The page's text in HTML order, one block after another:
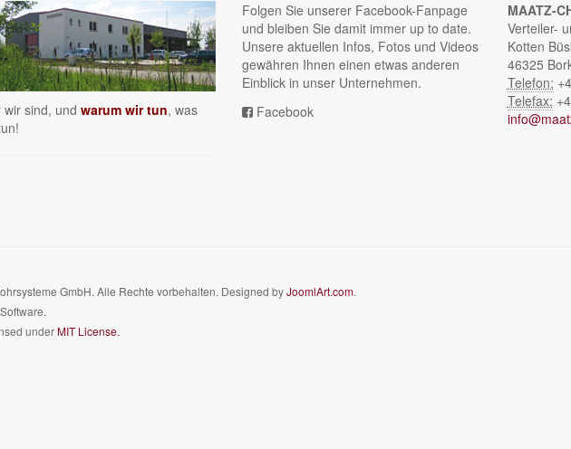
wir sind, und warum wir tun, was
Folgen Sie unserer Facebook-Fanpage
und bleiben Sie damit immer up to date.
Unsere aktuellen Infos, Fotos und Videos
gewähren Ihnen einen etwas anderen
Einblick in unser Unternehmen.
Facebook
MAATZ-
Verteiler-
Kotten
46325
Telefon:
Telefax:
GmbH. Alle Rechte vorbehalten. Designed byJoomlArt.com.
underMIT License.